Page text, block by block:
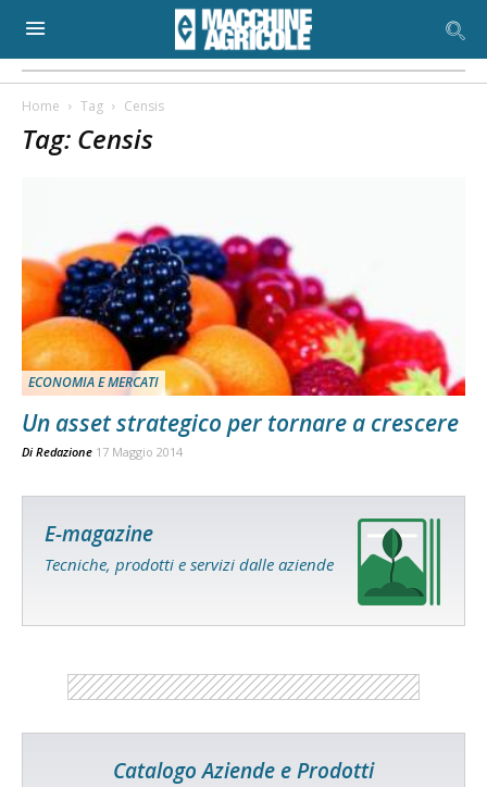
Home Tag Censis
Tag: Censis
ECONOMIA E MERCATI
Un asset strategico per tornare a crescere
Di Redazione 17 Maggio 2014
E-magazine
Tecniche, prodotti e servizi dalle aziende
Catalogo Aziende e Prodotti